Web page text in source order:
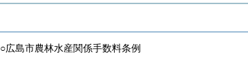
○広島市農林水産関係手数料条例